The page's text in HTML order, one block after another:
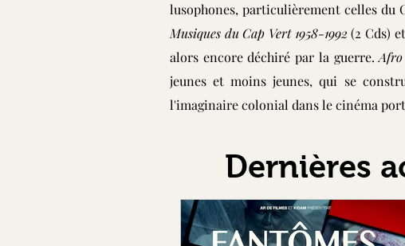
lusophones, particulièrement celles du
Musiques du Cap Vert 1958-1992 (2 Cds)
alors encore déchiré par la guerre.
jeunes et moins jeunes, qui se
l'imaginaire colonial dans le cinéma
Dernières